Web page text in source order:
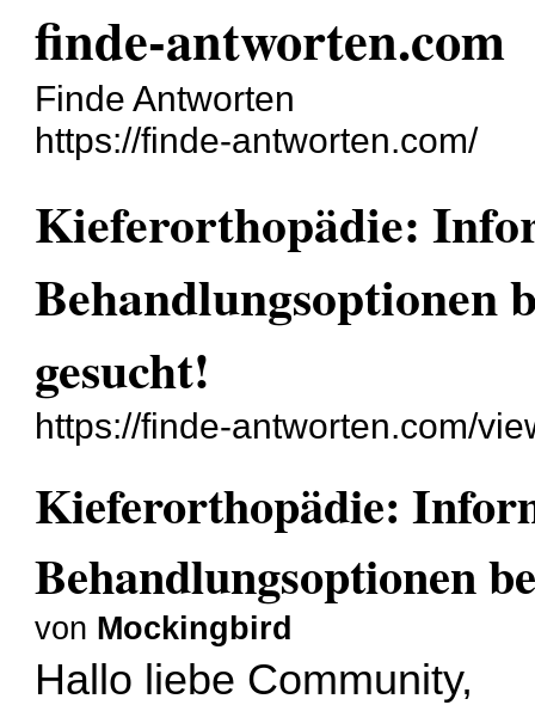
finde-antworten.com
Finde Antworten
https://finde-antworten.com/
Kieferorthopädie:
Behandlungsoptionen
gesucht!
https://finde-antworten.com/
Kieferorthopädie:
Behandlungsoptionen
von Mockingbird
Hallo liebe Community,